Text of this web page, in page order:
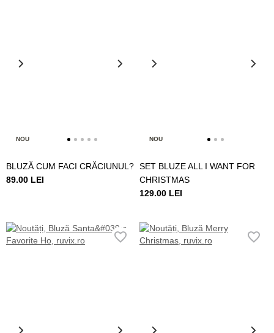
NOU
BLUZĂ CUM FACI CRĂCIUNUL?
89.00 LEI
NOU
SET BLUZE ALL I WANT FOR
CHRISTMAS
129.00 LEI